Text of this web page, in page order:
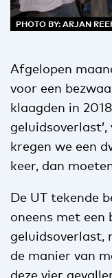
PHOTO BY: ARJAN
Afgelopen
voor een
klaagden in
kregen we een
keer, dan
De UT tekende
oneens met
geluidsoverlast,
de manier van
deze vier